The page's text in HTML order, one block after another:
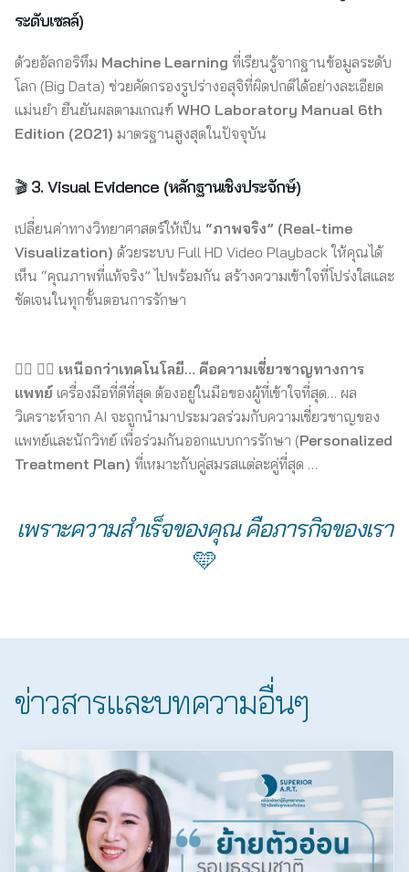
ระดับเซลล์)
ด้วยอัลกอริทึม Machine Learning ที่เรียนรู้จากฐานข้อมูลระดับ
โลก (Big Data) ช่วยคัดกรองรูปร่างอสุจิที่ผิดปกติได้อย่างละเอียด
แม่นยำ ยืนยันผลตามเกณฑ์ WHO Laboratory Manual 6th
Edition (2021) มาตรฐานสูงสุดในปัจจุบัน
🎬 3. Visual Evidence (หลักฐานเชิงประจักษ์)
เปลี่ยนค่าทางวิทยาศาสตร์ให้เป็น “ภาพจริง” (Real-time
Visualization) ด้วยระบบ Full HD Video Playback ให้คุณได้
เห็น “คุณภาพที่แท้จริง” ไปพร้อมกัน สร้างความเข้าใจที่โปร่งใสและ
ชัดเจนในทุกขั้นตอนการรักษา
👨‍⚕️ 👨‍⚕️ เหนือกว่าเทคโนโลยี… คือความเชี่ยวชาญทางการ
แพทย์ เครื่องมือที่ดีที่สุด ต้องอยู่ในมือของผู้ที่เข้าใจที่สุด… ผล
วิเคราะห์จาก AI จะถูกนำมาประมวลร่วมกับความเชี่ยวชาญของ
แพทย์และนักวิทย์ เพื่อร่วมกันออกแบบการรักษา (Personalized
Treatment Plan) ที่เหมาะกับคู่สมรสแต่ละคู่ที่สุด …
เพราะความสำเร็จของคุณ คือภารกิจของเรา
🩵
ข่าวสารและบทความอื่นๆ